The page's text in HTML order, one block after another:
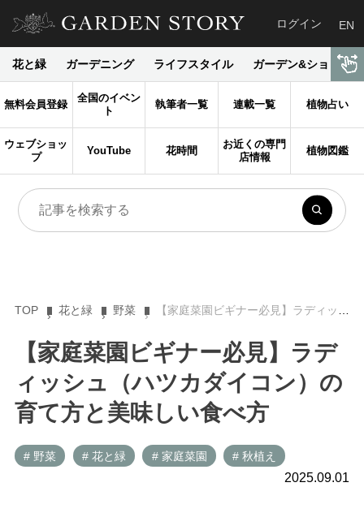
ログイン EN
花と緑 ガーデニング ライフスタイル ガーデン&ショップ
無料会員登録
全国のイベン
ト
執筆者一覧 連載一覧 植物占い
ウェブショッ
プ
YouTube 花時間
お近くの専門
店情報
植物図鑑
TOP 花と緑 野菜 【家庭菜園ビギナー必見】ラディッシュ（ハツカダイコン）の育て方と美味しい食べ方
【家庭菜園ビギナー必見】ラデ
ィッシュ（ハツカダイコン）の
育て方と美味しい食べ方
# 野菜 # 花と緑 # 家庭菜園 # 秋植え
2025.09.01